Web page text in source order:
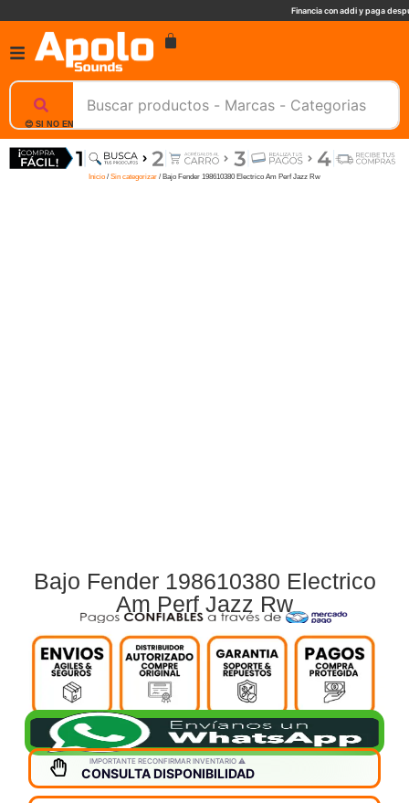
Financia con addi y paga
😊 SI NO ENCUENTRAS UN PRODUCTO, NOSOTROS TE AYUDAMOS, ESCRIBENOS. 📲
Inicio / Sin categorizar / Bajo Fender 198610380 Electrico Am Perf Jazz Rw
Bajo Fender 198610380 Electrico
Am Perf Jazz Rw
IMPORTANTE RECONFIRMAR INVENTARIO ⚠️
CONSULTA DISPONIBILIDAD